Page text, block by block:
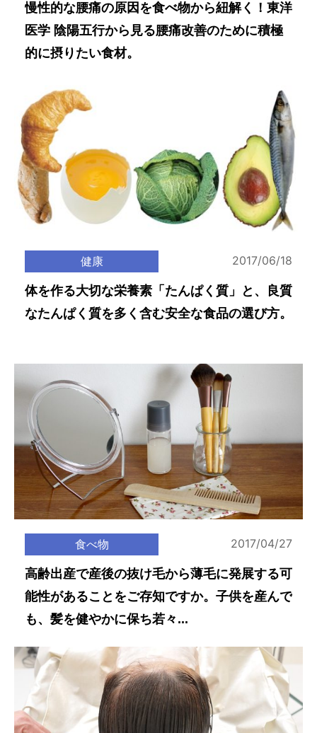
慢性的な腰痛の原因を食べ物から紐解く！東洋
医学 陰陽五行から見る腰痛改善のために積極
的に摂りたい食材。
健康 2017/06/18
体を作る大切な栄養素「たんぱく質」と、良質
なたんぱく質を多く含む安全な食品の選び方。
食べ物 2017/04/27
高齢出産で産後の抜け毛から薄毛に発展する可
能性があることをご存知ですか。子供を産んで
も、髪を健やかに保ち若々...